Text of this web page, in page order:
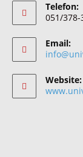
Telefon:
051/378-
Email:
Website: